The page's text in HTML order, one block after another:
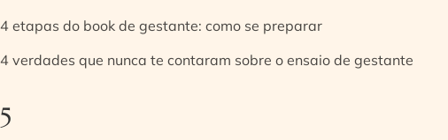
4 etapas do book de gestante: como se preparar
4 verdades que nunca te contaram sobre o ensaio de gestante
5